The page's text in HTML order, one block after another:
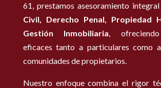
61, prestamos asesoramiento
Civil, Derecho Penal, Propiedad
Gestión Inmobiliaria,
eficaces tanto a particulares como
comunidades de propietarios.
Nuestro enfoque combina el rigor